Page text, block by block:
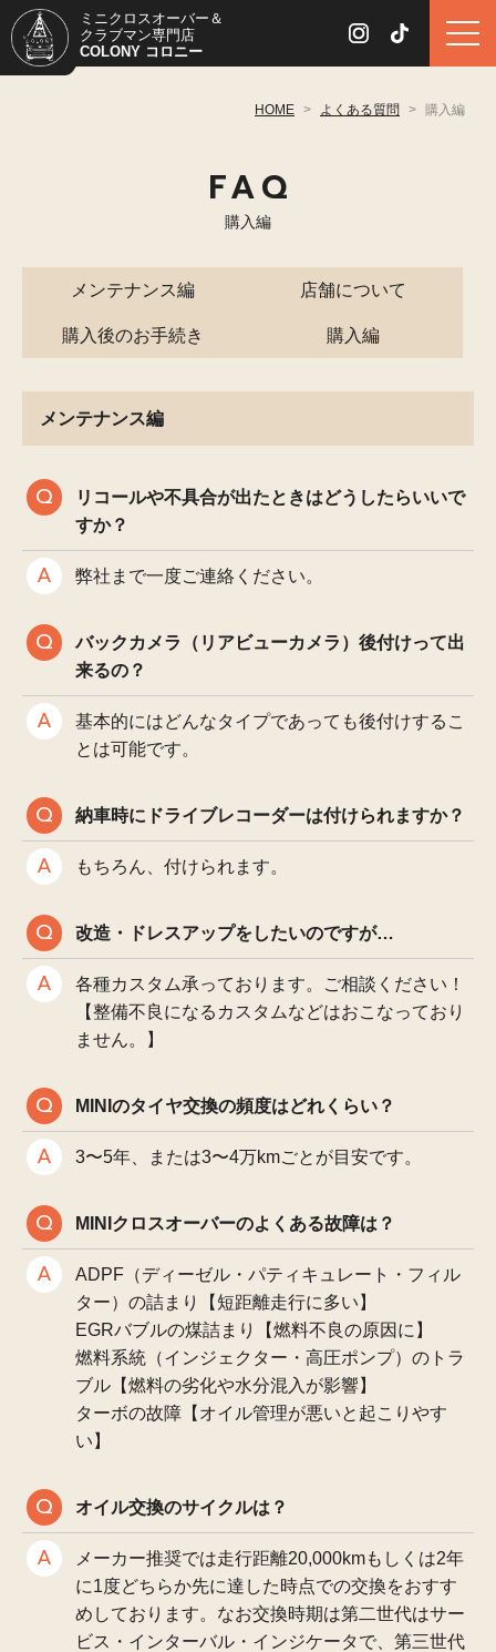
ミニクロスオーバー＆
クラブマン専門店
COLONY コロニー
HOME > よくある質問 > 購入編
FAQ
購入編
メンテナンス編 店舗について
購入後のお手続き 購入編
メンテナンス編
リコールや不具合が出たときはどうしたらいいで
すか？
弊社まで一度ご連絡ください。
バックカメラ（リアビューカメラ）後付けって出
来るの？
基本的にはどんなタイプであっても後付けするこ
とは可能です。
納車時にドライブレコーダーは付けられますか？
もちろん、付けられます。
改造・ドレスアップをしたいのですが…
各種カスタム承っております。ご相談ください！
【整備不良になるカスタムなどはおこなっており
ません。】
MINIのタイヤ交換の頻度はどれくらい？
3〜5年、または3〜4万kmごとが目安です。
MINIクロスオーバーのよくある故障は？
ADPF（ディーゼル・パティキュレート・フィル
ター）の詰まり【短距離走行に多い】
EGRバブルの煤詰まり【燃料不良の原因に】
燃料系統（インジェクター・高圧ポンプ）のトラ
ブル【燃料の劣化や水分混入が影響】
ターボの故障【オイル管理が悪いと起こりやす
い】
オイル交換のサイクルは？
メーカー推奨では走行距離20,000kmもしくは2年
に1度どちらか先に達した時点での交換をおすす
めしております。なお交換時期は第二世代はサー
ビス・インターバル・インジケータで、第三世代